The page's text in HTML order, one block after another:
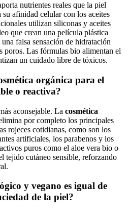
nutrientes reales que la piel
afinidad celular con los aceites
utilizan siliconas y aceites
que crean una película plástica
falsa sensación de hidratación
poros. Las fórmulas bio alimentan el
un cuidado libre de tóxicos.
orgánica para el
o reactiva?
aconsejable. La cosmética
por completo los principales
rojeces cotidianas, como son los
artificiales, los parabenos y los
puros como el aloe vera bio o
tejido cutáneo sensible, reforzando
y vegano es igual de
de la piel?